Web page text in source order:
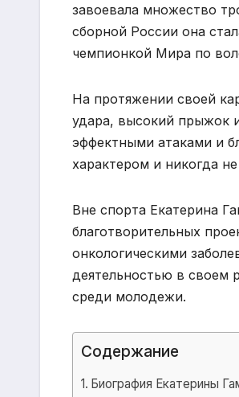
завоевала множество
сборной России она
чемпионкой Мира по
На протяжении своей
удара, высокий прыжок
эффектными атаками и
характером и никогда
Вне спорта Екатерина
благотворительных
онкологическими
деятельностью в своем
среди молодежи.
Содержание
Биография Екатерины